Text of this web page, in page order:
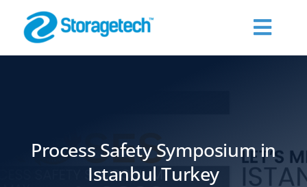
content
Промышленность
Process Safety Symposium in
Istanbul Turkey